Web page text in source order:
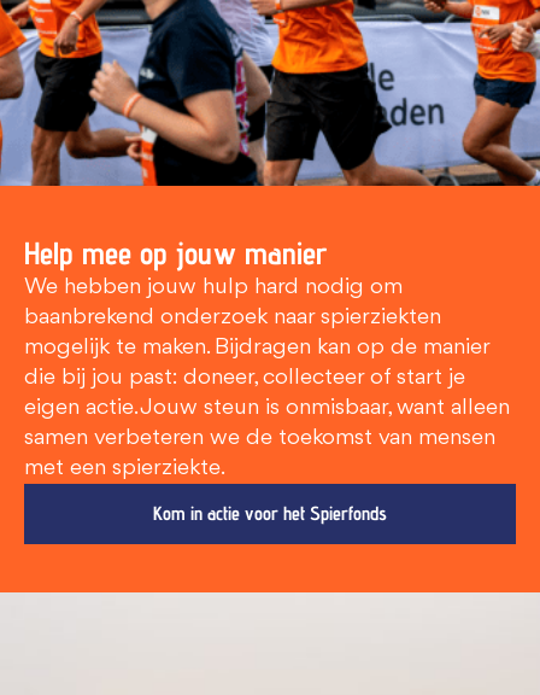
Help mee op jouw manier
We hebben jouw hulp hard nodig om
baanbrekend onderzoek naar spierziekten
mogelijk te maken. Bijdragen kan op de manier
die bij jou past: doneer, collecteer of start je
eigen actie. Jouw steun is onmisbaar, want alleen
samen verbeteren we de toekomst van mensen
met een spierziekte.
Kom in actie voor het Spierfonds